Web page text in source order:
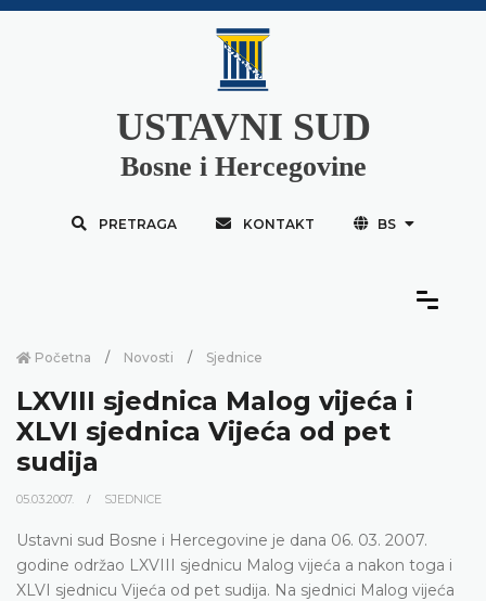
USTAVNI SUD
Bosne i Hercegovine
PRETRAGA KONTAKT BS
Početna Novosti Sjednice
LXVIII sjednica Malog vijeća i
XLVI sjednica Vijeća od pet
sudija
05.03.2007. SJEDNICE
Ustavni sud Bosne i Hercegovine je dana 06. 03. 2007.
godine održao LXVIII sjednicu Malog vijeća a nakon toga i
XLVI sjednicu Vijeća od pet sudija. Na sjednici Malog vijeća